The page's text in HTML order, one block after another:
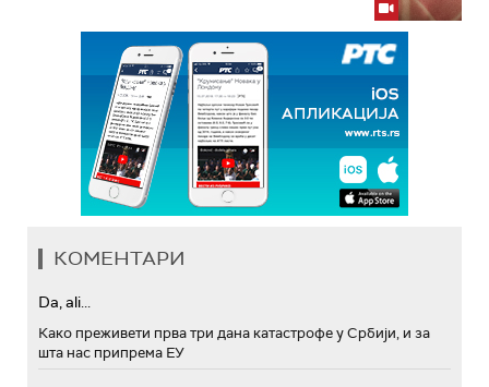
КОМЕНТАРИ
Da, ali...
Како преживети прва три дана катастрофе у Србији, и за
шта нас припрема ЕУ